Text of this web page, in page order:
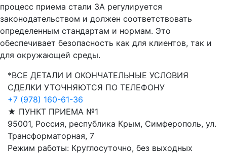
процесс приема стали 3A регулируется
законодательством и должен соответствовать
определенным стандартам и нормам. Это
обеспечивает безопасность как для клиентов, так и
для окружающей среды.
*ВСЕ ДЕТАЛИ И ОКОНЧАТЕЛЬНЫЕ УСЛОВИЯ
СДЕЛКИ УТОЧНЯЮТСЯ ПО ТЕЛЕФОНУ
+7 (978) 160-61-36
★ ПУНКТ ПРИЕМА №1
95001, Россия, республика Крым, Симферополь, ул.
Трансформаторная, 7
Режим работы: Круглосуточно, без выходных